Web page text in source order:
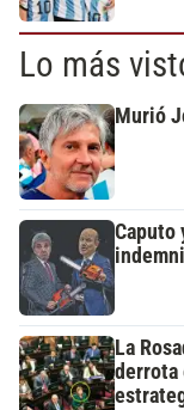
Lo más
Murió
Caputo
La
derrota